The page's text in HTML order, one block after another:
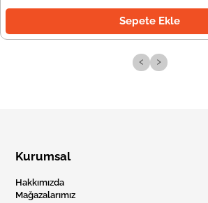
Sepete Ekle
‹ ›
Kurumsal
Hakkımızda
Mağazalarımız